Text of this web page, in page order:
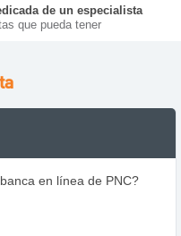
de un especialista
que pueda tener
en línea de PNC?